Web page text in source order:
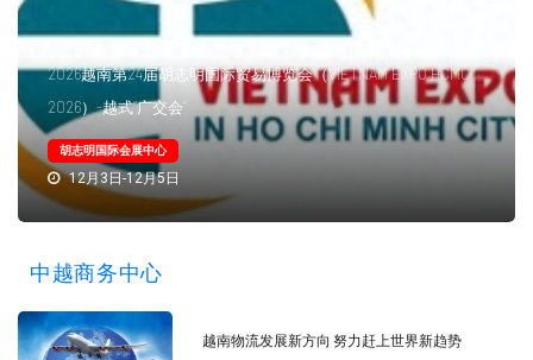
2026越南第24届胡志明国际贸易博览会（VIETNAM EXPO HCMC
2026）-越式“广交会”
胡志明国际会展中心
12月3日-12月5日
中越商务中心
越南物流发展新方向 努力赶上世界新趋势